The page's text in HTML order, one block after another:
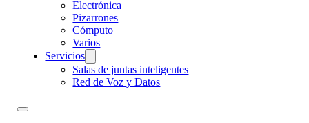
Electrónica
Pizarrones
Cómputo
Varios
Servicios
Salas de juntas inteligentes
Red de Voz y Datos